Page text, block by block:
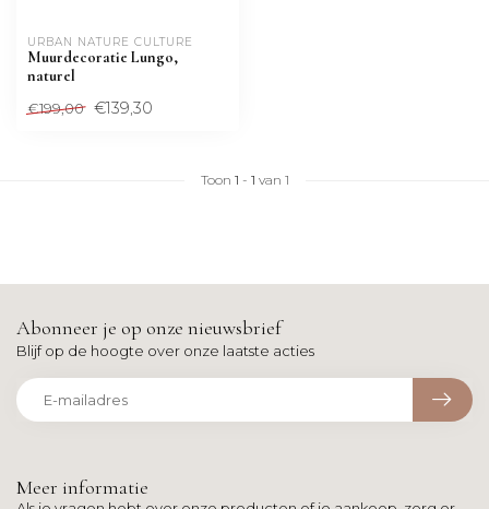
URBAN NATURE CULTURE
Muurdecoratie Lungo,
naturel
€199,00 €139,30
Toon 1 - 1 van 1
Meer informatie
Abonneer je op onze nieuwsbrief
Blijf op de hoogte over onze laatste acties